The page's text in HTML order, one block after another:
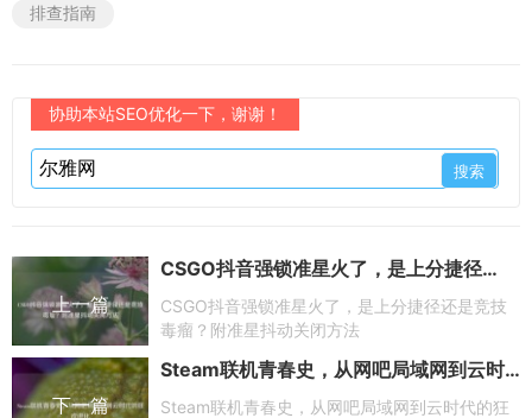
排查指南
协助本站SEO优化一下，谢谢！
上一篇
CSGO抖音强锁准星火了，是上分捷径还是竞技毒瘤？附准星抖动关闭方法
CSGO抖音强锁准星火了，是上分捷径还是竞技
毒瘤？附准星抖动关闭方法
下一篇
Steam联机青春史，从网吧局域网到云时代的狂欢进化
Steam联机青春史，从网吧局域网到云时代的狂